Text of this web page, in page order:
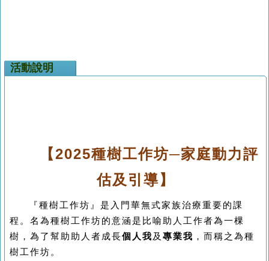
活動說明
【2025種樹工作坊─家庭動力評
估及引導】
『種樹工作坊』是入門華無式家族治療重要的課
程。名為種樹工作坊的意涵是比喻助人工作者為一棵
樹，為了幫助助人者成長個人我及 專業我 ，而稱之為種
樹工作坊。